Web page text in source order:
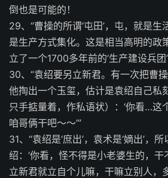
倒也是可能的！
29、“曹操的所谓‘屯田’，屯，就是
是生产方式集化。这是相当高明的政
立了一个1700多年前的‘生产建设兵团
30、“袁绍要另立新君。有一次把曹
他掏出一个玉玺，估计是袁绍自己私
只手掂量着，作私语状）：‘你看…这
咱哥俩干吧～～’”
31、“袁绍是‘庶出’，袁术是‘嫡出’，
绍：‘你看，怪不得是小老婆生的，
立新君就立自个儿嘛，干嘛立别人，